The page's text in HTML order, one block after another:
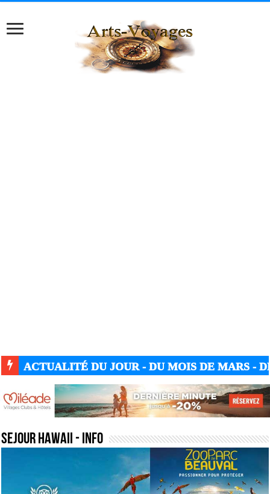
ACTUALITÉ GUERRE UKRAINE-RUSSIE
sejour hawaii - Info